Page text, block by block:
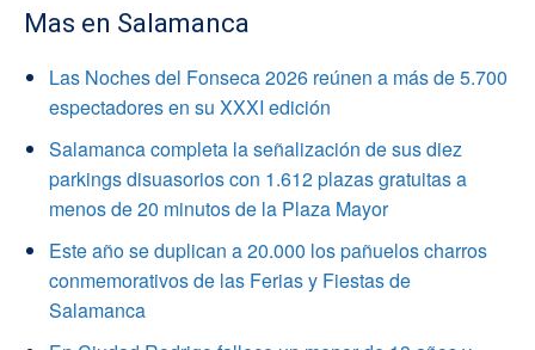
Mas en Salamanca
Las Noches del Fonseca 2026 reúnen a más de 5.700
espectadores en su XXXI edición
Salamanca completa la señalización de sus diez
parkings disuasorios con 1.612 plazas gratuitas a
menos de 20 minutos de la Plaza Mayor
Este año se duplican a 20.000 los pañuelos charros
conmemorativos de las Ferias y Fiestas de
Salamanca